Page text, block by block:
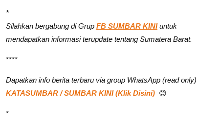
*
Silahkan bergabung di Grup FB SUMBAR KINIuntuk
mendapatkan informasi terupdate tentang Sumatera Barat.
****
Dapatkan info berita terbaru via group WhatsApp (read only)
KATASUMBAR / SUMBAR KINI (Klik Disini) 😊
*